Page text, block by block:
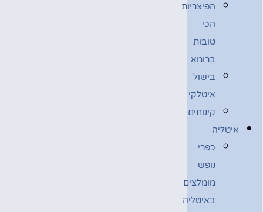
הפיצריות
הכי
טובות
ברומא
בישול
איטלקי
קינוחים
איטליה
כפרי
נופש
מומלצים
באיטליה